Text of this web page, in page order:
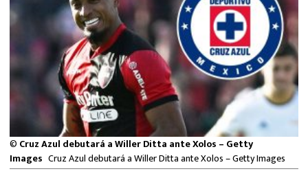
FÓRMULA 1
BOXEO
LIGA MX
NFL
© Cruz Azul debutará a Willer Ditta ante Xolos – Getty
Images Cruz Azul debutará a Willer Ditta ante Xolos – Getty Images